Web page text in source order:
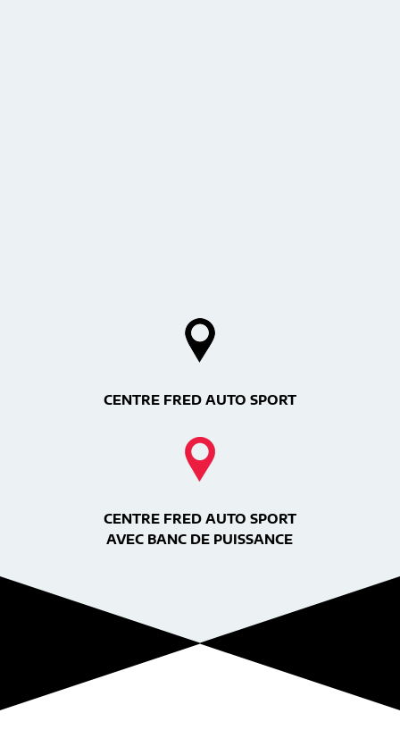
CENTRE FRED AUTO SPORT
CENTRE FRED AUTO SPORT
AVEC BANC DE PUISSANCE